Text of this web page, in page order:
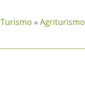
Turismo » Agriturismo